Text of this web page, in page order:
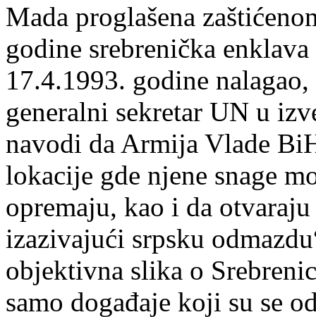
Mada proglašena
godine srebrenička
17.4.1993. godine
generalni sekretar UN u
navodi da Armija Vlade
lokacije gde njene snage
opremaju, kao i da
izazivajući srpsku
objektivna slika o
samo događaje koji su se